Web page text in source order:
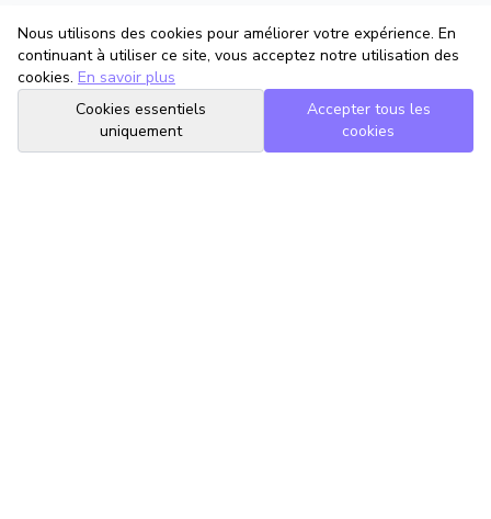
Nous utilisons des cookies pour améliorer votre expérience. En
continuant à utiliser ce site, vous acceptez notre utilisation des
cookies. En savoir plus
Cookies essentiels
uniquement
Accepter tous les
cookies